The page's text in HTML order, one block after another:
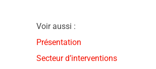
Voir aussi :
Présentation
Secteur d’interventions